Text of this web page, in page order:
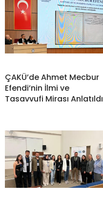
ÇAKÜ’de Ahmet Mecbur
Efendi’nin İlmi ve
Tasavvufi Mirası Anlatıldı